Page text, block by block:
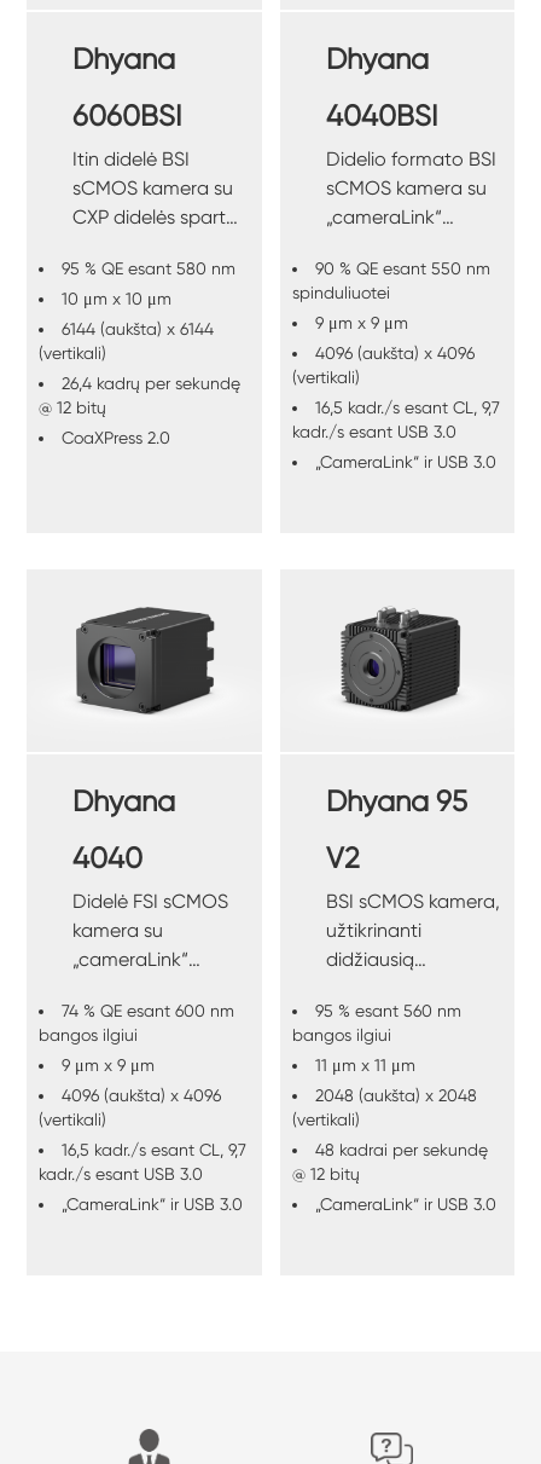
Dhyana
6060BSI
Itin didelė BSI
sCMOS kamera su
CXP didelės spartos
95 % QE esant 580 nm
10 μm x 10 μm
6144 (aukšta) x 6144
(vertikali)
26,4 kadrų per sekundę
@ 12 bitų
CoaXPress 2.0
Dhyana
4040BSI
Didelio formato BSI
sCMOS kamera su
„cameraLink“
sąsaja.
90 % QE esant 550 nm
spinduliuotei
9 μm x 9 μm
4096 (aukšta) x 4096
(vertikali)
16,5 kadr./s esant CL, 9,7
kadr./s esant USB 3.0
„CameraLink“ ir USB 3.0
Dhyana
4040
Didelė FSI sCMOS
kamera su
„cameraLink“
sąsaja.
74 % QE esant 600 nm
bangos ilgiui
9 μm x 9 μm
4096 (aukšta) x 4096
(vertikali)
16,5 kadr./s esant CL, 9,7
kadr./s esant USB 3.0
„CameraLink“ ir USB 3.0
Dhyana 95
V2
BSI sCMOS kamera,
užtikrinanti
didžiausią
naudoti esant
prastam
apšvietimui.
95 % esant 560 nm
bangos ilgiui
11 μm x 11 μm
2048 (aukšta) x 2048
(vertikali)
48 kadrai per sekundę
@ 12 bitų
„CameraLink“ ir USB 3.0